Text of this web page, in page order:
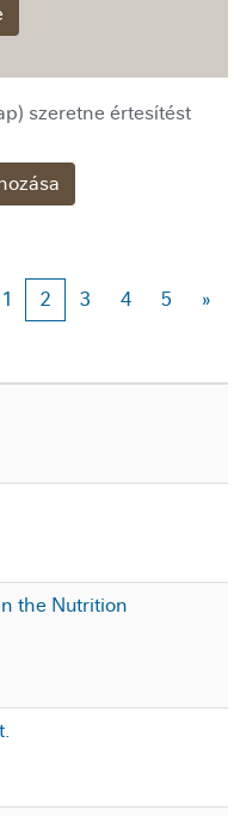
szeretne értesítést
1 2 3 4 5 »
the Nutrition